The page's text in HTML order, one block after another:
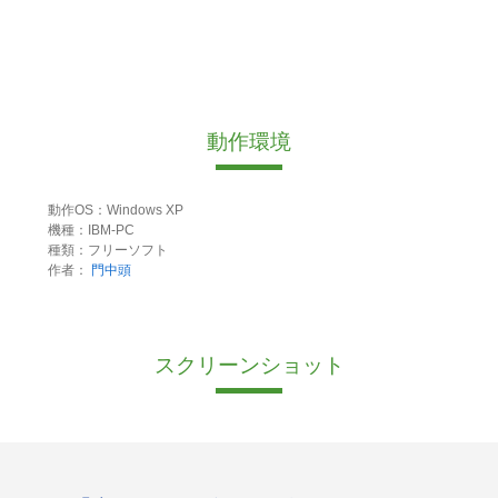
動作環境
動作OS：Windows XP
機種：IBM-PC
種類：フリーソフト
作者：
門中頭
スクリーンショット